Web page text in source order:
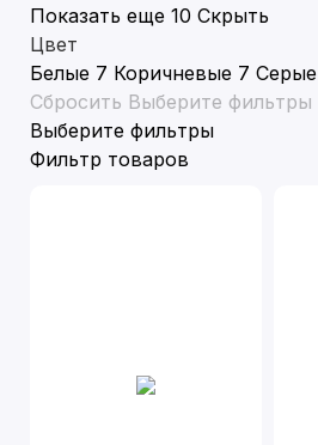
Показать еще 10 Скрыть
Цвет
Белые 7 Коричневые 7 Серые
Сбросить Выберите фильтры
Выберите фильтры
Фильтр товаров